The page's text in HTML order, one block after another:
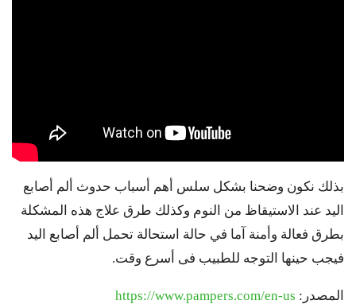
بذلك نكون وضحنا بشكل سلس أهم أسباب حدوث ألم أصابع
اليد عند الاستيقاظ من النوم وكذلك طرق علاج هذه المشكلة
بطرق فعالة وأمنة آما في حالة استحالة تحمل ألم أصابع اليد
فيجب حينها التوجه للطبيب فى أسرع وقت.
المصدر: https://www.pampers.com/en-us